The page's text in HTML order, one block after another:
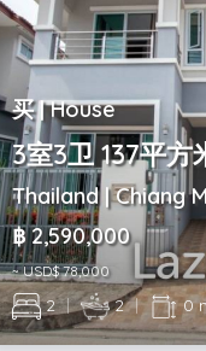
买 | House
3室3卫 137平
Thailand | Chiang
฿ 2,590,000
~ USD$ 78,000
2 | 2 | 0